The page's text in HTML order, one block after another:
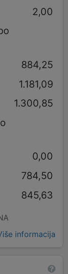
2,00
884,25
1.181,09
1.300,85
0,00
784,50
845,63
informacija